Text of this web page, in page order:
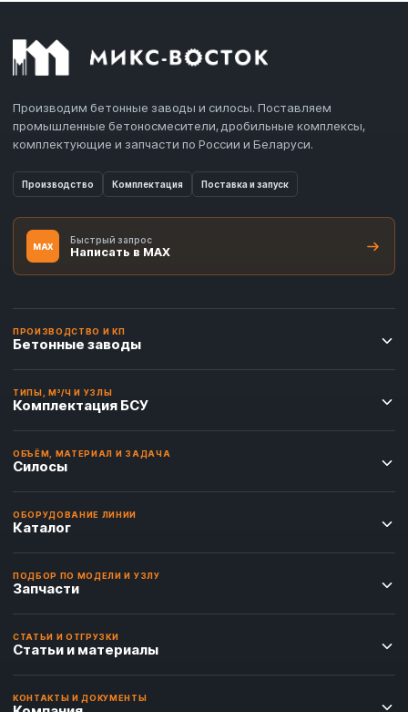
Производим бетонные заводы и силосы. Поставляем
промышленные бетоносмесители, дробильные комплексы,
комплектующие и запчасти по России и Беларуси.
Производство Комплектация Поставка и запуск
MAX
Быстрый запрос
Написать в MAX
ПРОИЗВОДСТВО И КП
Бетонные заводы
ТИПЫ, М³/Ч И УЗЛЫ
Комплектация БСУ
ОБЪЁМ, МАТЕРИАЛ И ЗАДАЧА
Силосы
ОБОРУДОВАНИЕ ЛИНИИ
Каталог
ПОДБОР ПО МОДЕЛИ И УЗЛУ
Запчасти
СТАТЬИ И ОТГРУЗКИ
Статьи и материалы
КОНТАКТЫ И ДОКУМЕНТЫ